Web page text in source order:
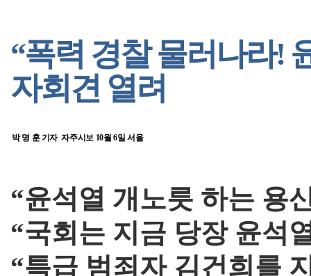
“폭력 경찰 물러나라!
자회견 열려
박 명 훈 기자 자주시보 10월 6일 서울
“윤석열 개노릇 하는 용
“국회는 지금 당장 윤석
“특급 범죄자 김건희를